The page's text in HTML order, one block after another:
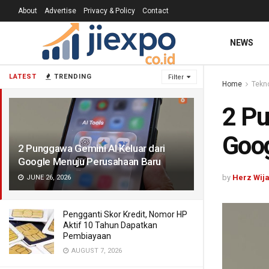
LATEST TRENDING Filter
2 Punggawa Gemini AI Keluar dari
Google Menuju Perusahaan Baru
JUNE 26, 2026
Pengganti Skor Kredit, Nomor HP
Aktif 10 Tahun Dapatkan
Pembiayaan
AUGUST 7, 2026
About Advertise Privacy & Policy Contact
NEWS
Home
2
by Herz